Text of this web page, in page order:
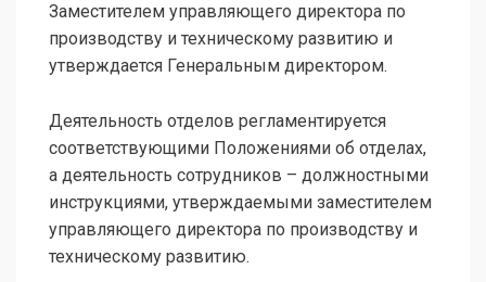
Заместителем управляющего директора по
производству и техническому развитию и
утверждается Генеральным директором.
Деятельность отделов регламентируется
соответствующими Положениями об отделах,
а деятельность сотрудников – должностными
инструкциями, утверждаемыми заместителем
управляющего директора по производству и
техническому развитию.